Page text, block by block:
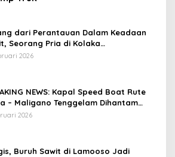
dari Perantauan Dalam Keadaan
Seorang Pria di Kolaka
Istri
2026
NEWS: Kapal Speed Boat Rute
– Maligano Tenggelam Dihantam
dan Ombak Tinggi
2026
Buruh Sawit di Lamooso Jadi